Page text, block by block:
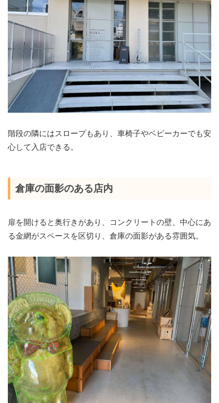
階段の隣にはスロープもあり、車椅子やベビーカーでも安
心して入店できる。
倉庫の面影のある店内
扉を開けると奥行きがあり、コンクリートの壁、中心にあ
る金網がスペースを区切り、倉庫の面影がある雰囲気。